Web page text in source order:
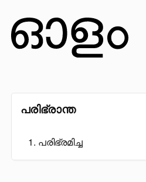
പരിഭ്രാന്ത
പരിഭ്രമിച്ച